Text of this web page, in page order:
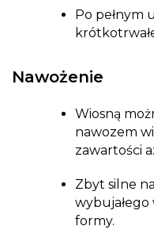
Po pełnym
Nawożenie
Wiosną
nawozem
zawartości
Zbyt silne
formy.